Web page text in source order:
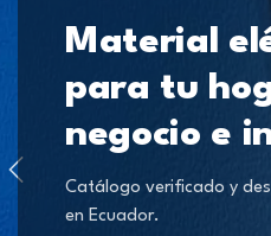
Material
para tu
negocio e
Catálogo verificado y
en Ecuador.